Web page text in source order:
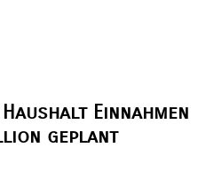
Einnahmen
geplant